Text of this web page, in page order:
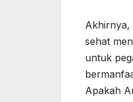
Akhirnya,
sehat
untuk
Apakah